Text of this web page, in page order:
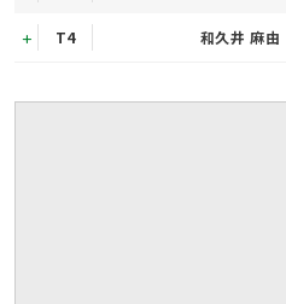
T4 和久井 麻由